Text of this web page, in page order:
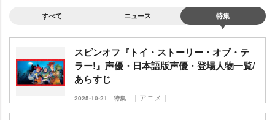
すべて ニュース 特集
スピンオフ『トイ・ストーリー・オブ・テ
ラー!』声優・日本語版声優・登場人物一覧/
あらすじ
2025-10-21 特集 ｜アニメ｜